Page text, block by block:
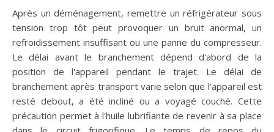
Après un déménagement, remettre un réfrigérateur sous
tension trop tôt peut provoquer un bruit anormal, un
refroidissement insuffisant ou une panne du compresseur.
Le délai avant le branchement dépend d'abord de la
position de l'appareil pendant le trajet. Le délai de
branchement après transport varie selon que l'appareil est
resté debout, a été incliné ou a voyagé couché. Cette
précaution permet à l'huile lubrifiante de revenir à sa place